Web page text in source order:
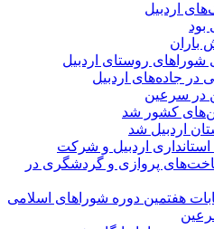
اردبیل
بود
باران
در سرعین
کشور شد
اردبیل شد
اردبیل و شرکت
پروازی و گردشگری در
هفتمین دوره شوراهای اسلامی